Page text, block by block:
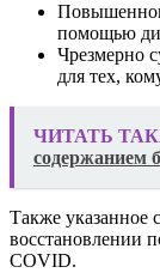
Повышенном
помощью
Чрезмерно
для тех,
ЧИТАТЬ
содержанием
Также указанное
восстановлении
COVID.